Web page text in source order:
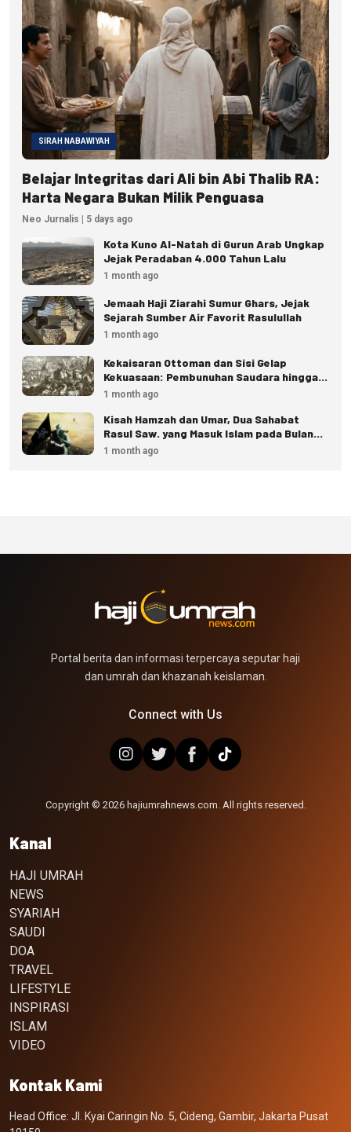
SIRAH NABAWIYAH
Belajar Integritas dari Ali bin Abi Thalib RA:
Harta Negara Bukan Milik Penguasa
Neo Jurnalis | 5 days ago
Kota Kuno Al-Natah di Gurun Arab Ungkap
Jejak Peradaban 4.000 Tahun Lalu
1 month ago
Jemaah Haji Ziarahi Sumur Ghars, Jejak
Sejarah Sumber Air Favorit Rasulullah
1 month ago
Kekaisaran Ottoman dan Sisi Gelap
Kekuasaan: Pembunuhan Saudara hingga
Eksekusi Istana
1 month ago
Kisah Hamzah dan Umar, Dua Sahabat
Rasul Saw. yang Masuk Islam pada Bulan
Dzulhijjah
1 month ago
Portal berita dan informasi terpercaya seputar haji
dan umrah dan khazanah keislaman.
Connect with Us
Copyright © 2026 hajiumrahnews.com. All rights reserved.
Kanal
HAJI UMRAH
NEWS
SYARIAH
SAUDI
DOA
TRAVEL
LIFESTYLE
INSPIRASI
ISLAM
VIDEO
Kontak Kami
Head Office: Jl. Kyai Caringin No. 5, Cideng, Gambir, Jakarta Pusat